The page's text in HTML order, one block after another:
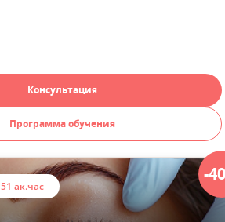
Консультация
Программа обучения
-
51 ак.час